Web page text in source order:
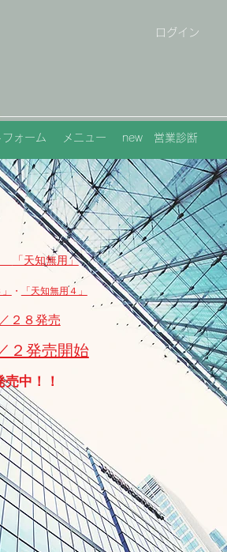
ログイン
ォーム メニュー new 営業診断
「天知無用」
・ 「天知無用４」
２８発売
２発売開始
中！！